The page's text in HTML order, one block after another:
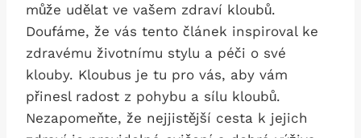
může udělat ve vašem zdraví kloubů.
Doufáme, že vás tento článek inspiroval ke
zdravému životnímu stylu a péči o své
klouby. Kloubus je tu pro vás, aby vám
přinesl radost z pohybu a sílu kloubů.
Nezapomeňte, že nejjistější cesta k jejich